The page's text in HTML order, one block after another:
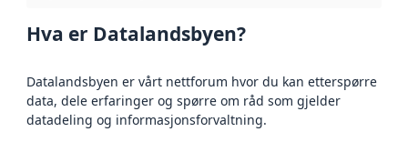
Hva er Datalandsbyen?
Datalandsbyen er vårt nettforum hvor du kan etterspørre
data, dele erfaringer og spørre om råd som gjelder
datadeling og informasjonsforvaltning.